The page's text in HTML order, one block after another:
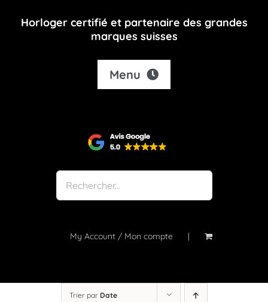
Horloger certifié et partenaire des grandes
marques suisses
Menu
Shop
Notre atelier
À propos
Blog
My Account / Mon compte
Trier par Date